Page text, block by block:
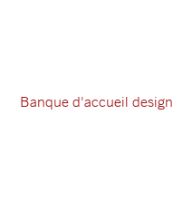
Banque d'accueil design